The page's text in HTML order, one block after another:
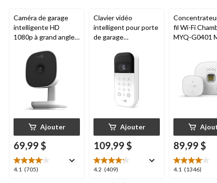
Caméra de garage
intelligente HD
1080p à grand angle
nocturne, résistante
aux intempéries
Ajouter
69,99 $
4.1 (705)
4.1
Clavier vidéo
intelligent pour porte
de garage
nocturne, résistant
aux intempéries,
Ajouter
109,99 $
4.2 (409)
4.2
fil Wi-Fi
MYQ-G0401
89,99 $
4.1 (1346)
4.1